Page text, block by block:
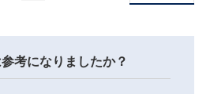
考になりましたか？